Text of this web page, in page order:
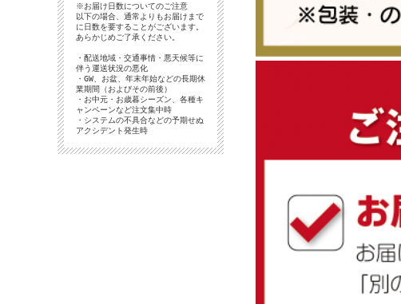
※お届け日数についてのご注意
以下の場合、通常よりもお届けまで
に日数を要することがございます。
あらかじめご了承ください。
・配送地域・交通事情・悪天候等に
伴う運送状況の悪化
・GW、お盆、年末年始などの長期休
業期間（およびその前後）
・お中元・お歳暮シーズン、各種キ
ャンペーンなど注文集中時
・システムの不具合などの予期せぬ
アクシデント発生時